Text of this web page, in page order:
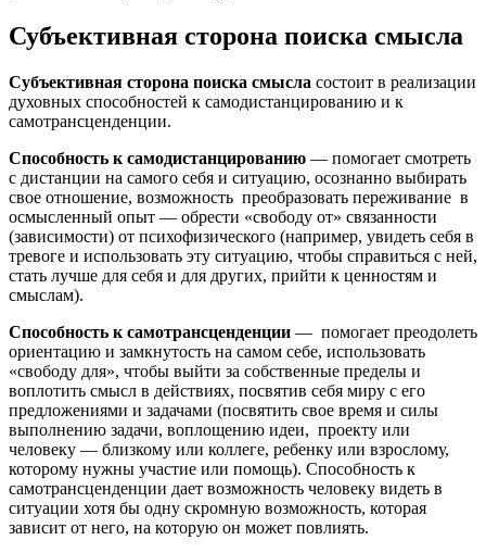
Субъективная сторона поиска смысла
Субъективная сторона поиска смысла состоит в реализации
духовных способностей к самодистанцированию и к
самотрансценденции.
Способность к самодистанцированию — помогает смотреть
с дистанции на самого себя и ситуацию, осознанно выбирать
свое отношение, возможность преобразовать переживание в
осмысленный опыт — обрести «свободу от» связанности
(зависимости) от психофизического (например, увидеть себя в
тревоге и использовать эту ситуацию, чтобы справиться с ней,
стать лучше для себя и для других, прийти к ценностям и
смыслам).
Способность к самотрансценденции — помогает преодолеть
ориентацию и замкнутость на самом себе, использовать
«свободу для», чтобы выйти за собственные пределы и
воплотить смысл в действиях, посвятив себя миру с его
предложениями и задачами (посвятить свое время и силы
выполнению задачи, воплощению идеи, проекту или
человеку — близкому или коллеге, ребенку или взрослому,
которому нужны участие или помощь). Способность к
самотрансценденции дает возможность человеку видеть в
ситуации хотя бы одну скромную возможность, которая
зависит от него, на которую он может повлиять.